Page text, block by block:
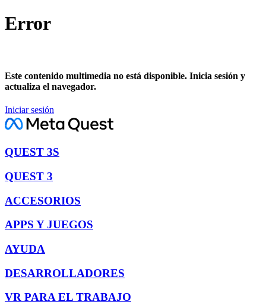
Error
Este contenido multimedia no está disponible. Inicia sesión y
actualiza el navegador.
Iniciar sesión
QUEST 3S
QUEST 3
ACCESORIOS
APPS Y JUEGOS
AYUDA
DESARROLLADORES
VR PARA EL TRABAJO